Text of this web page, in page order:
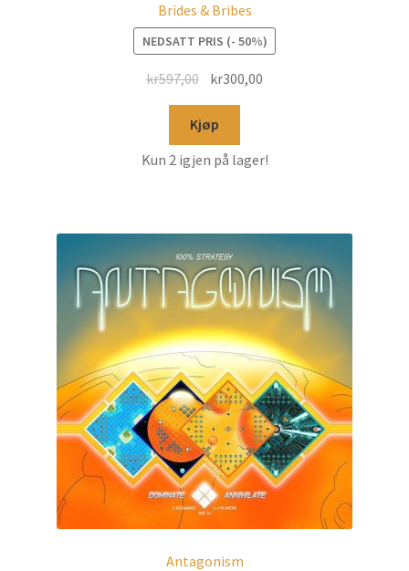
Brides & Bribes
NEDSATT PRIS (- 50%)
kr597,00 kr300,00
Kjøp
Kun 2 igjen på lager!
Antagonism